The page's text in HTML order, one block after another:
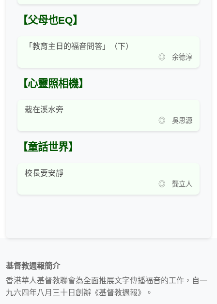
【父母也EQ】
「教育主日的福音問答」（下）
◎ 余德淳
【心靈照相機】
栽在溪水旁
◎ 吳思源
【童話世界】
校長要安靜
◎ 龔立人
基督教週報簡介
香港華人基督教聯會為全面推展文字傳播福音的工作，自一
九六四年八月三十日創辦《基督教週報》。